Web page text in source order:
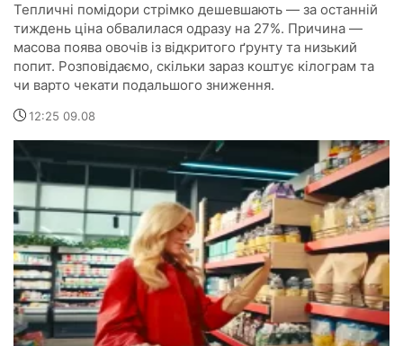
Тепличні помідори стрімко дешевшають — за останній
тиждень ціна обвалилася одразу на 27%. Причина —
масова поява овочів із відкритого ґрунту та низький
попит. Розповідаємо, скільки зараз коштує кілограм та
чи варто чекати подальшого зниження.
12:25 09.08